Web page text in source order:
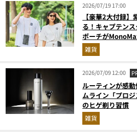
2026/07/19 17:00
【豪華2大付録
る！キャプテン
ポーチが
雑貨
2026/07/09 12:00
ルーティンが感
ムライン「プロ
のヒゲ剃り習慣
雑貨